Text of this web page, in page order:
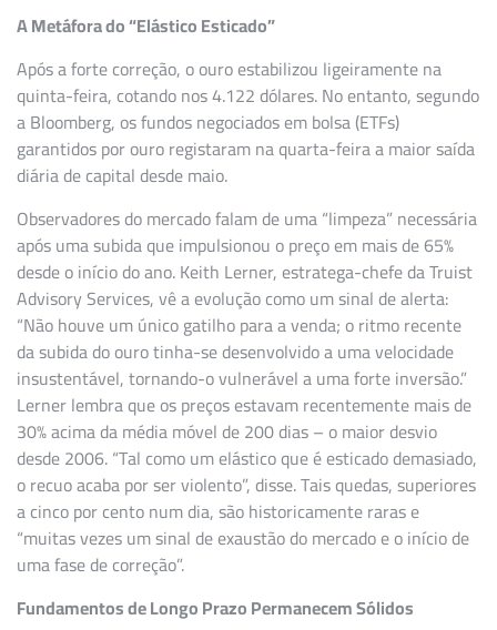
A Metáfora do “Elástico Esticado”
Após a forte correção, o ouro estabilizou ligeiramente na
quinta-feira, cotando nos 4.122 dólares. No entanto, segundo
a Bloomberg, os fundos negociados em bolsa (ETFs)
garantidos por ouro registaram na quarta-feira a maior saída
diária de capital desde maio.
Observadores do mercado falam de uma “limpeza” necessária
após uma subida que impulsionou o preço em mais de 65%
desde o início do ano. Keith Lerner, estratega-chefe da Truist
Advisory Services, vê a evolução como um sinal de alerta:
“Não houve um único gatilho para a venda; o ritmo recente
da subida do ouro tinha-se desenvolvido a uma velocidade
insustentável, tornando-o vulnerável a uma forte inversão.”
Lerner lembra que os preços estavam recentemente mais de
30% acima da média móvel de 200 dias – o maior desvio
desde 2006. “Tal como um elástico que é esticado demasiado,
o recuo acaba por ser violento”, disse. Tais quedas, superiores
a cinco por cento num dia, são historicamente raras e
“muitas vezes um sinal de exaustão do mercado e o início de
uma fase de correção”.
Fundamentos de Longo Prazo Permanecem Sólidos